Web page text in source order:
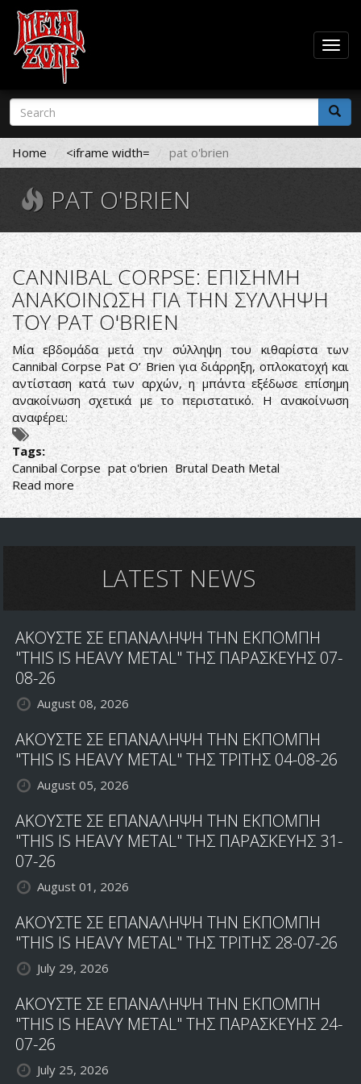
Skip
main
content
Search
form
Search
Home <iframe width= pat o'brien
PAT O'BRIEN
CANNIBAL CORPSE: ΕΠΙΣΗΜΗ
ΑΝΑΚΟΙΝΩΣΗ ΓΙΑ ΤΗΝ ΣΥΛΛΗΨΗ
ΤΟΥ PAT O'BRIEN
Μία εβδομάδα μετά την σύλληψη του κιθαρίστα των
Cannibal Corpse Pat O’ Brien για διάρρηξη, οπλοκατοχή και
αντίσταση κατά των αρχών, η μπάντα εξέδωσε επίσημη
ανακοίνωση σχετικά με το περιστατικό. Η ανακοίνωση
αναφέρει:
Tags:
Cannibal Corpse pat o'brien Brutal Death Metal
Read moreabout
CANNIBAL
CORPSE:
PAT
O'BRIEN
LATEST NEWS
ΑΚΟΥΣΤΕ ΣΕ ΕΠΑΝΑΛΗΨΗ ΤΗΝ ΕΚΠΟΜΠΗ
"THIS IS HEAVY METAL" ΤΗΣ ΠΑΡΑΣΚΕΥΗΣ 07-
08-26
August 08, 2026
ΑΚΟΥΣΤΕ ΣΕ ΕΠΑΝΑΛΗΨΗ ΤΗΝ ΕΚΠΟΜΠΗ
"THIS IS HEAVY METAL" ΤΗΣ ΤΡΙΤΗΣ 04-08-26
August 05, 2026
ΑΚΟΥΣΤΕ ΣΕ ΕΠΑΝΑΛΗΨΗ ΤΗΝ ΕΚΠΟΜΠΗ
"THIS IS HEAVY METAL" ΤΗΣ ΠΑΡΑΣΚΕΥΗΣ 31-
07-26
August 01, 2026
ΑΚΟΥΣΤΕ ΣΕ ΕΠΑΝΑΛΗΨΗ ΤΗΝ ΕΚΠΟΜΠΗ
"THIS IS HEAVY METAL" ΤΗΣ ΤΡΙΤΗΣ 28-07-26
July 29, 2026
ΑΚΟΥΣΤΕ ΣΕ ΕΠΑΝΑΛΗΨΗ ΤΗΝ ΕΚΠΟΜΠΗ
"THIS IS HEAVY METAL" ΤΗΣ ΠΑΡΑΣΚΕΥΗΣ 24-
07-26
July 25, 2026